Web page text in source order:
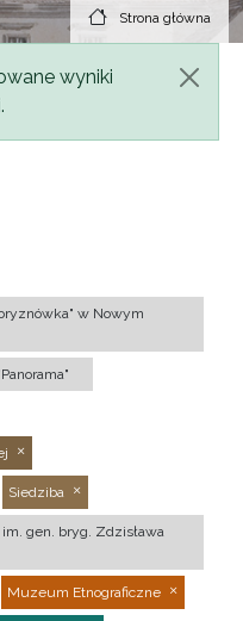
Strona główna
wyniki
w Nowym
Siedziba
gen. bryg. Zdzisława
Muzeum Etnograficzne